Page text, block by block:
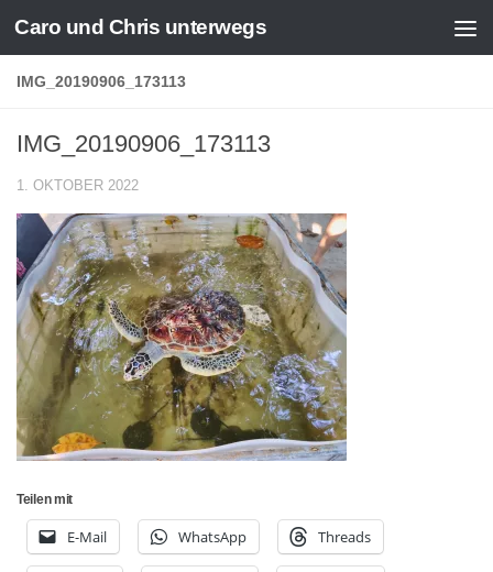
Zum Inhalt springen
Caro und Chris unterwegs
IMG_20190906_173113
IMG_20190906_173113
1. OKTOBER 2022
Teilen mit
E-Mail WhatsApp Threads